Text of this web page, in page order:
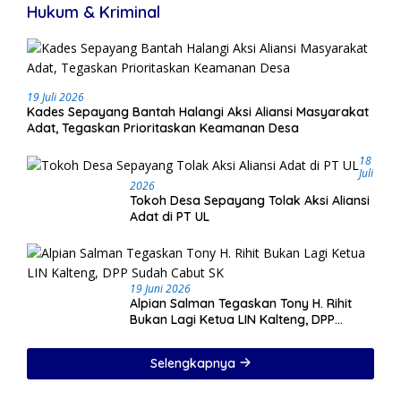
Hukum & Kriminal
19 Juli 2026
Kades Sepayang Bantah Halangi Aksi Aliansi Masyarakat
Adat, Tegaskan Prioritaskan Keamanan Desa
18
Juli
2026
Tokoh Desa Sepayang Tolak Aksi Aliansi
Adat di PT UL
19 Juni 2026
Alpian Salman Tegaskan Tony H. Rihit
Bukan Lagi Ketua LIN Kalteng, DPP
Selengkapnya